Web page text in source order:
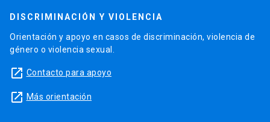
DISCRIMINACIÓN Y VIOLENCIA
Orientación y apoyo en casos de discriminación, violencia de
género o violencia sexual.
launch Contacto para apoyo
launch Más orientación